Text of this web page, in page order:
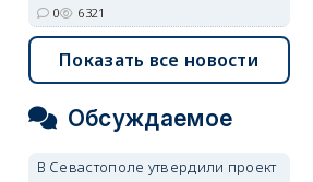
0 6321
Показать все новости
Обсуждаемое
В Севастополе утвердили проект